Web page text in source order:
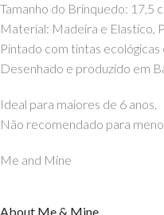
Tamanho do Brinquedo: 17,5
Material: Madeira e Elastico,
Pintado com tintas ecológicas
Desenhado e produzido em
Ideal para maiores de 6 anos.
Não recomendado para
Me and Mine
About Me & Mine